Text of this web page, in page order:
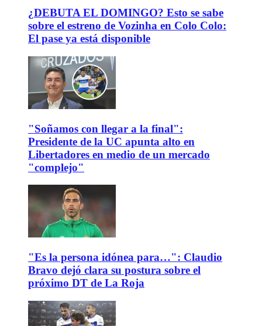
¿DEBUTA EL DOMINGO? Esto se sabe
sobre el estreno de Vozinha en Colo Colo:
El pase ya está disponible
"Soñamos con llegar a la final":
Presidente de la UC apunta alto en
Libertadores en medio de un mercado
"complejo"
"Es la persona idónea para…": Claudio
Bravo dejó clara su postura sobre el
próximo DT de La Roja